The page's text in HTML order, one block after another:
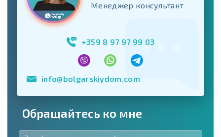
Менеджер консультант
+359 8 97 97 99 03
info@bolgarskiydom.com
Обращайтесь ко мне